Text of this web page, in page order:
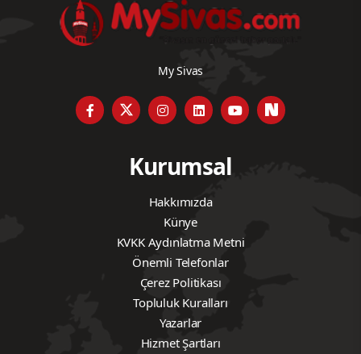
My Sivas
Kurumsal
Hakkımızda
Künye
KVKK Aydınlatma Metni
Önemli Telefonlar
Çerez Politikası
Topluluk Kuralları
Yazarlar
Hizmet Şartları